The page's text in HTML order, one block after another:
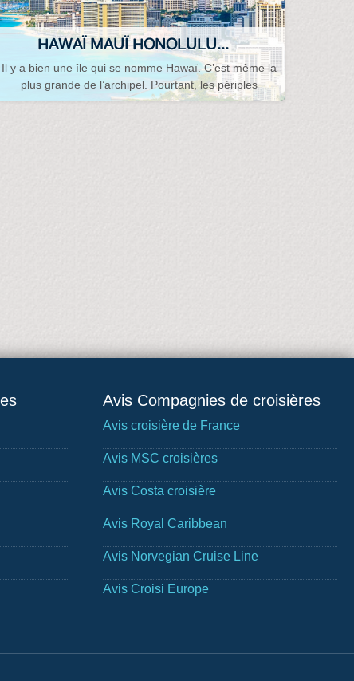
HAWAÏ MAUÏ HONOLULU...
Il y a bien une île qui se nomme Hawaï. C’est même la
plus grande de l’archipel. Pourtant, les périples
Avis Compagnies de croisières
Avis croisière de France
Avis MSC croisières
Avis Costa croisière
Avis Royal Caribbean
Avis Norvegian Cruise Line
Avis Croisi Europe